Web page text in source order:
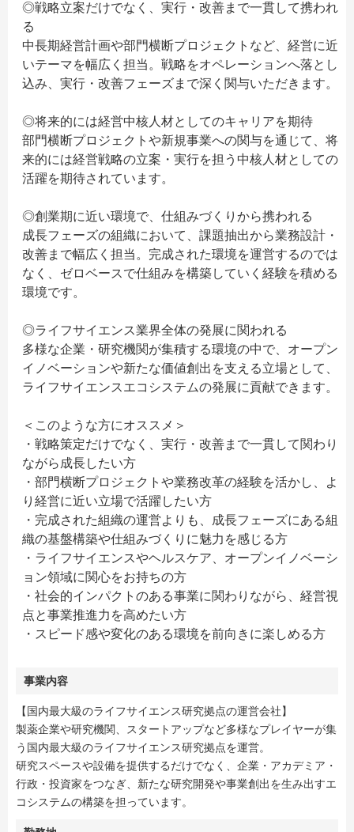
◎戦略立案だけでなく、実行・改善まで一貫して携われ
る
中長期経営計画や部門横断プロジェクトなど、経営に近
いテーマを幅広く担当。戦略をオペレーションへ落とし
込み、実行・改善フェーズまで深く関与いただきます。
◎将来的には経営中核人材としてのキャリアを期待
部門横断プロジェクトや新規事業への関与を通じて、将
来的には経営戦略の立案・実行を担う中核人材としての
活躍を期待されています。
◎創業期に近い環境で、仕組みづくりから携われる
成長フェーズの組織において、課題抽出から業務設計・
改善まで幅広く担当。完成された環境を運営するのでは
なく、ゼロベースで仕組みを構築していく経験を積める
環境です。
◎ライフサイエンス業界全体の発展に関われる
多様な企業・研究機関が集積する環境の中で、オープン
イノベーションや新たな価値創出を支える立場として、
ライフサイエンスエコシステムの発展に貢献できます。
＜このような方にオススメ＞
・戦略策定だけでなく、実行・改善まで一貫して関わり
ながら成長したい方
・部門横断プロジェクトや業務改革の経験を活かし、よ
り経営に近い立場で活躍したい方
・完成された組織の運営よりも、成長フェーズにある組
織の基盤構築や仕組みづくりに魅力を感じる方
・ライフサイエンスやヘルスケア、オープンイノベーシ
ョン領域に関心をお持ちの方
・社会的インパクトのある事業に関わりながら、経営視
点と事業推進力を高めたい方
・スピード感や変化のある環境を前向きに楽しめる方
事業内容
【国内最大級のライフサイエンス研究拠点の運営会社】
製薬企業や研究機関、スタートアップなど多様なプレイヤーが集
う国内最大級のライフサイエンス研究拠点を運営。
研究スペースや設備を提供するだけでなく、企業・アカデミア・
行政・投資家をつなぎ、新たな研究開発や事業創出を生み出すエ
コシステムの構築を担っています。